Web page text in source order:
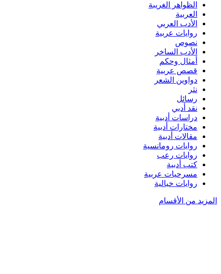
الظواهر الغريبة‏
العربية
الأدب العربي
روايات عربية
نصوص
الأدب الساخر
أمثال وحكم
قصص عربية
دواوين الشعر
نثر
رسائل
نقد أدبي
دراسات أدبية
مختارات أدبية
مقالات أدبية
روايات رومانسية
روايات رعب
كتب أدبية
مسرحيات عربية
روايات خيالية
المزيد من الأقسام